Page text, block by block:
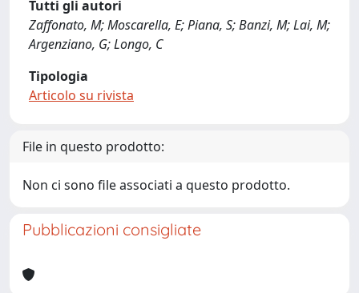
Tutti gli autori
Zaffonato, M; Moscarella, E; Piana, S; Banzi, M; Lai, M;
Argenziano, G; Longo, C
Tipologia
Articolo su rivista
File in questo prodotto:
Non ci sono file associati a questo prodotto.
Pubblicazioni consigliate